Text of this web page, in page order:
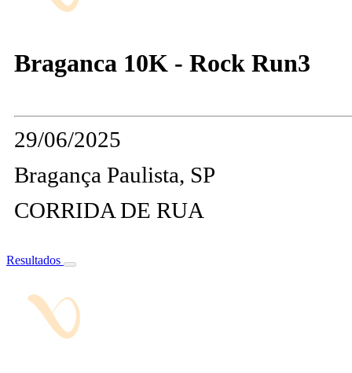
Braganca 10K - Rock Run3
29/06/2025
Bragança Paulista, SP
CORRIDA DE RUA
Resultados